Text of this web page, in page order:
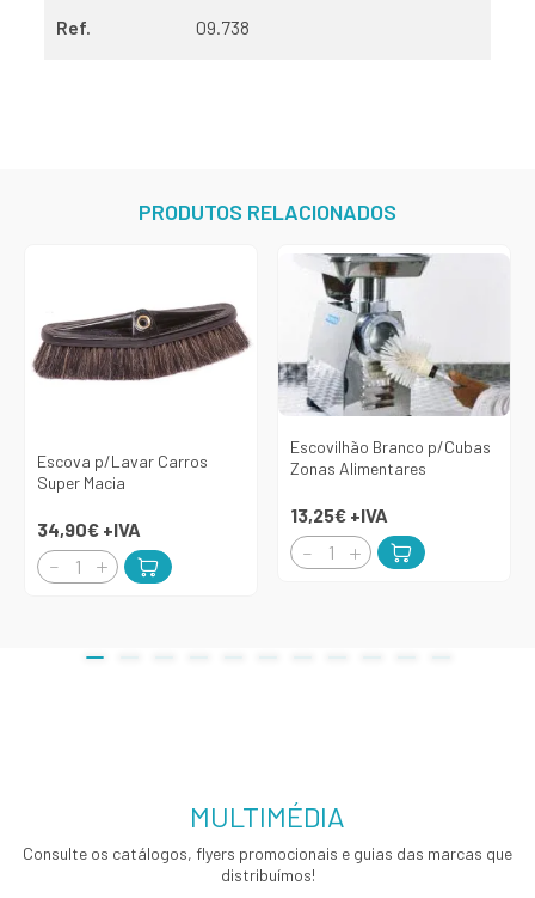
Ref. 09.738
PRODUTOS RELACIONADOS
Escova p/Lavar Carros
Super Macia
34,90€ +IVA
Escovilhão Branco p/Cubas
Zonas Alimentares
13,25€ +IVA
MULTIMÉDIA
Consulte os catálogos, flyers promocionais e guias das marcas que
distribuímos!